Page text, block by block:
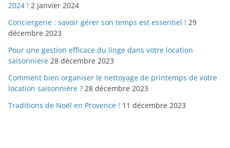
2024 ! 2 janvier 2024
Conciergerie : savoir gérer son temps est essentiel ! 29
décembre 2023
Pour une gestion efficace du linge dans votre location
saisonnière 28 décembre 2023
Comment bien organiser le nettoyage de printemps de votre
location saisonnière ? 28 décembre 2023
Traditions de Noël en Provence ! 11 décembre 2023